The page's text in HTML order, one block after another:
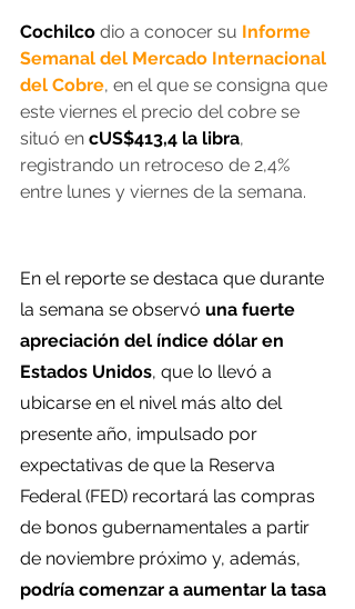
Cochilco dio a conocer su Informe
Semanal del Mercado Internacional
del Cobre, en el que se consigna que
este viernes el precio del cobre se
situó en cUS$413,4 la libra,
registrando un retroceso de 2,4%
entre lunes y viernes de la semana.
En el reporte se destaca que durante
la semana se observó una fuerte
apreciación del índice dólar en
Estados Unidos, que lo llevó a
ubicarse en el nivel más alto del
presente año, impulsado por
expectativas de que la Reserva
Federal (FED) recortará las compras
de bonos gubernamentales a partir
de noviembre próximo y, además,
podría comenzar a aumentar la tasa